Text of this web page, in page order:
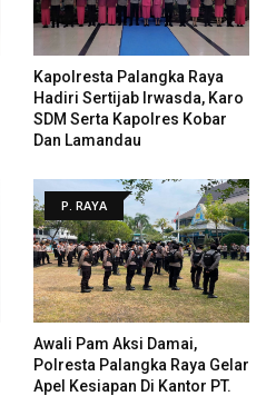
Kapolresta Palangka Raya
Hadiri Sertijab Irwasda, Karo
SDM Serta Kapolres Kobar
Dan Lamandau
P. RAYA
Awali Pam Aksi Damai,
Polresta Palangka Raya Gelar
Apel Kesiapan Di Kantor PT.